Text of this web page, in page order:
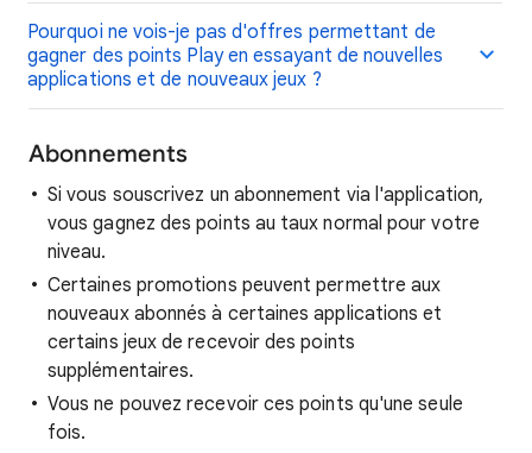
Pourquoi ne vois-je pas d'offres permettant de
gagner des points Play en essayant de nouvelles
applications et de nouveaux jeux ?
Abonnements
Si vous souscrivez un abonnement via l'application,
vous gagnez des points au taux normal pour votre
niveau.
Certaines promotions peuvent permettre aux
nouveaux abonnés à certaines applications et
certains jeux de recevoir des points
supplémentaires.
Vous ne pouvez recevoir ces points qu'une seule
fois.